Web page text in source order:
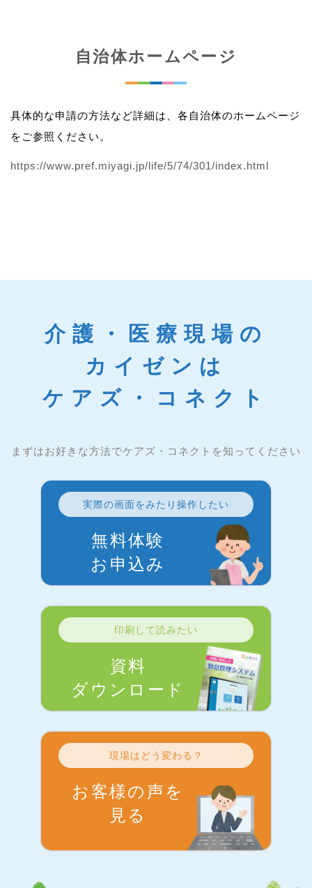
自治体ホームページ
具体的な申請の方法など詳細は、各自治体のホームページ
をご参照ください。
https://www.pref.miyagi.jp/life/5/74/301/index.html
介護・医療現場の
カイゼンは
ケアズ・コネクト
まずはお好きな方法でケアズ・コネクトを知ってください
実際の画面をみたり操作したい
無料体験
お申込み
印刷して読みたい
資料
ダウンロード
現場はどう変わる？
お客様の声を
見る